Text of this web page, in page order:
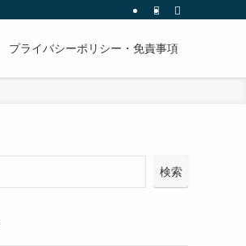
プライバシーポリシー・免責事項
検索